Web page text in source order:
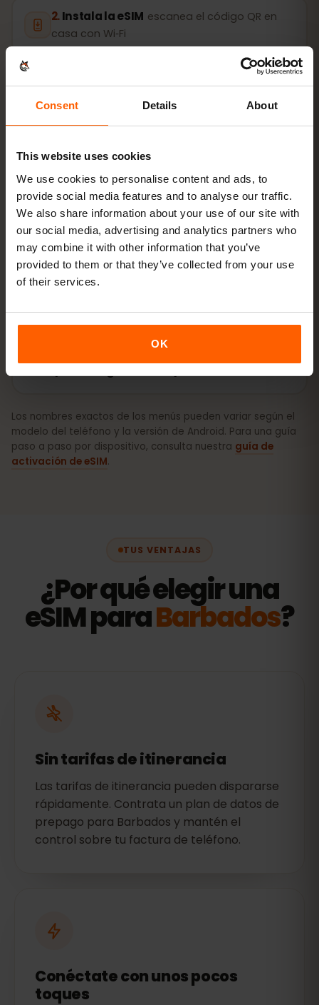
Consent Details About
This website uses cookies
We use cookies to personalise content and ads, to
provide social media features and to analyse our traffic.
We also share information about your use of our site with
our social media, advertising and analytics partners who
may combine it with other information that you’ve
provided to them or that they’ve collected from your use
of their services.
OK
Instala la eSIM escanea el código QR en
casa con Wi‑Fi
Barbados
Datos móviles → Añadir eSIM
Internet → SIM. La validez de tu plan empieza con el
primer uso, no al comprarlo.
¿Tu dispositivo admite eSIM? Comprueba la
compatibilidad
Cómo activar la eSIM en Android
Los nombres exactos de los menús pueden variar según el
modelo del teléfono y la versión de Android. Para una guía
paso a paso por dispositivo, consulta nuestra guía de
activación de eSIM.
TUS VENTAJAS
¿Por qué elegir una
eSIM paraBarbados?
Sin tarifas de itinerancia
Las tarifas de itinerancia pueden dispararse
rápidamente. Contrata un plan de datos de
prepago para Barbados y mantén el
control sobre tu factura de teléfono.
Conéctate con unos pocos
toques